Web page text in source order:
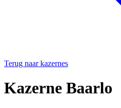
Terug naar kazernes
Kazerne Baarlo